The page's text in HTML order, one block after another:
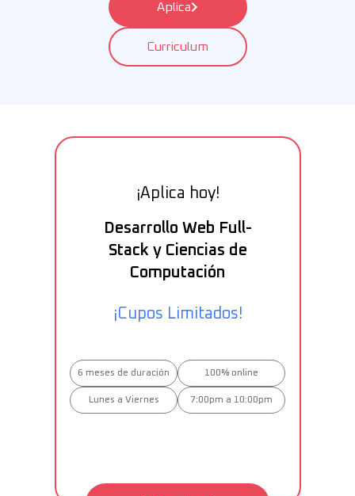
Aplica
Curriculum
¡Aplica hoy!
Desarrollo Web Full-
Stack y Ciencias de
Computación
¡Cupos Limitados!
6 meses de duración 100% online
Lunes a Viernes 7:00pm a 10:00pm